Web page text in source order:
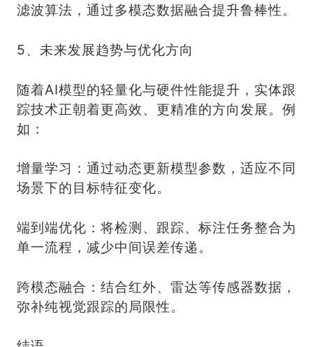
滤波算法，通过多模态数据融合提升鲁棒性。
5、未来发展趋势与优化方向
随着AI模型的轻量化与硬件性能提升，实体跟
踪技术正朝着更高效、更精准的方向发展。例
如：
增量学习：通过动态更新模型参数，适应不同
场景下的目标特征变化。
端到端优化：将检测、跟踪、标注任务整合为
单一流程，减少中间误差传递。
跨模态融合：结合红外、雷达等传感器数据，
弥补纯视觉跟踪的局限性。